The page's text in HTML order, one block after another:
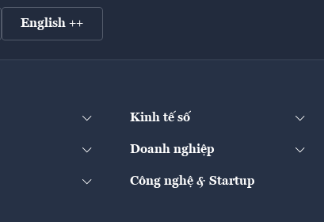
English ++
Kinh tế số
Doanh nghiệp
Công nghệ & Startup